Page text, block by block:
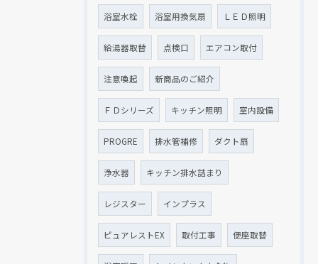
浴室水栓 浴室用換気扇 ＬＥＤ照明
給湯器取替 点検口 エアコン取付
注意喚起 新商品のご紹介
ＦＤシリーズ キッチン照明 室内設備
PROGRE 排水管補修 ダクト扇
浄水器 キッチン排水詰まり
レジスター インプラス
ピュアレストEX 取付工事 便座取替